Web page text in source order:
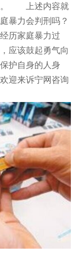
。 上述内容就
暴力会判刑吗？
历家庭暴力过
应该鼓起勇气向
护自身的人身
迎来诉宁网咨询